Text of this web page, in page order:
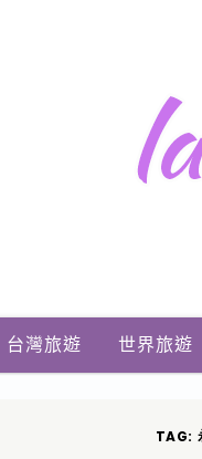
台灣旅遊 世界旅遊
TAG: